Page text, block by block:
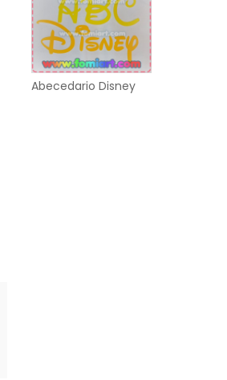
Abecedario Disney